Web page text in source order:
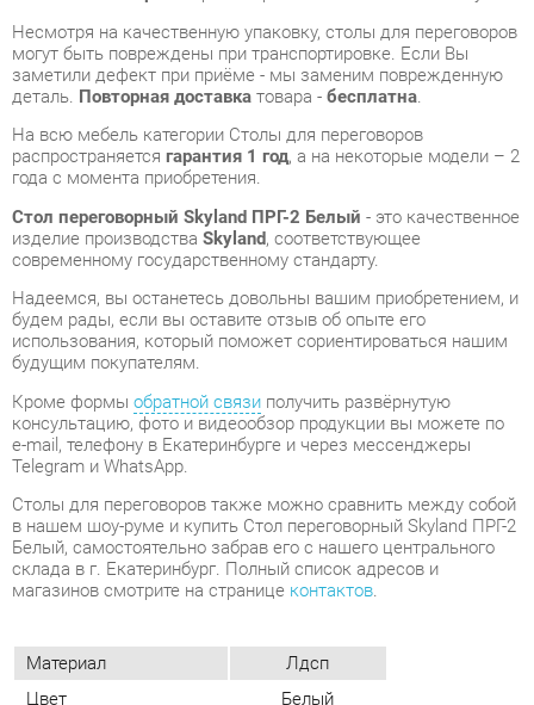
года с момента приобретения.
Стол переговорный Skyland ПРГ-2 Белый- это качественное
изделие производстваSkyland , соответствующее
Надеемся, вы останетесь довольны вашим приобретением, и
будем рады, если вы оставите отзыв об опыте его
будущим покупателям.
Кроме формыобратной связиполучить развёрнутую
консультацию, фото и видеообзор продукции вы можете по
e-mail, телефону в Екатеринбурге и через мессенджеры
Telegram и WhatsApp.
Столы для переговоров также можно сравнить между собой
в нашем шоу-руме и купить Стол переговорный Skyland ПРГ-2
Белый, самостоятельно забрав его с нашего центрального
склада в г. Екатеринбург. Полный список адресов и
магазинов смотрите на страницеконтактов.
Материал Лдсп
Цвет
Белый
Ширина, мм
1800
Высота, мм
755
Вес упаковок, кг
44